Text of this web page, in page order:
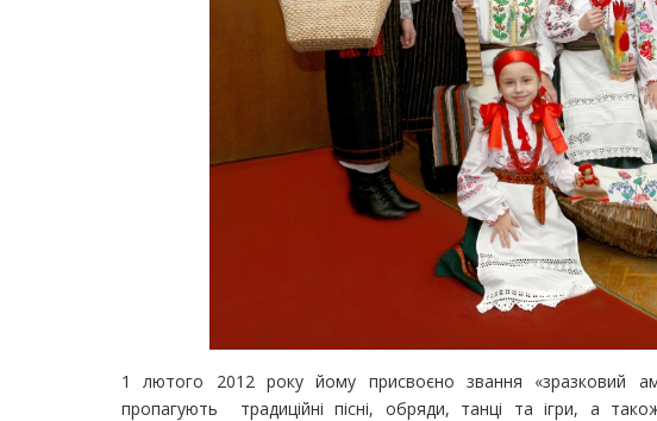
1 лютого 2012 року йому присвоєно звання «зразковий
пропагують традиційні пісні, обряди, танці та ігри, а